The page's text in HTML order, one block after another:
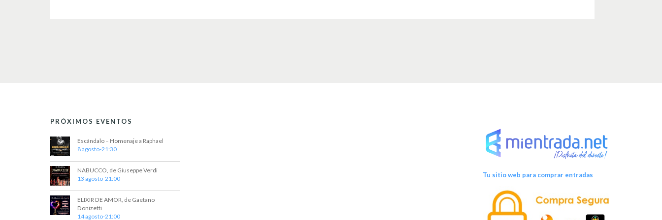
PRÓXIMOS EVENTOS
Escándalo – Homenaje a Raphael
8 agosto-21:30
NABUCCO, de Giuseppe Verdi
13 agosto-21:00
ELIXIR DE AMOR, de Gaetano
Donizetti
14 agosto-21:00
Tu sitio web para comprar entradas